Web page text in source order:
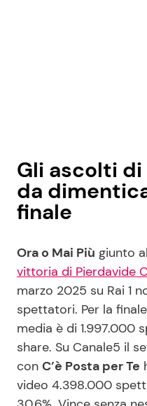
Gli ascolti di
da
finale
Ora o Mai Più giunto
vittoria di Pierdavide
marzo 2025 su Rai 1
spettatori. Per la
media è di 1.997.000
share. Su Canale5 il
con C’è Posta per Te
video 4.398.000